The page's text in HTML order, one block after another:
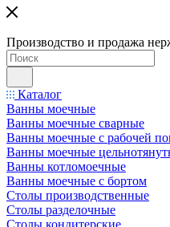
Производство и продажа
Каталог
Ванны моечные
Ванны моечные сварные
Ванны моечные с рабочей
Ванны моечные
Ванны котломоечные
Ванны моечные с бортом
Столы производственные
Столы разделочные
Столы кондитерские